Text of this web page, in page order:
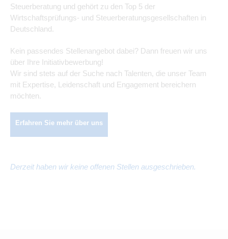
Steuerberatung und gehört zu den Top 5 der
Wirtschaftsprüfungs- und Steuerberatungsgesellschaften in
Deutschland.
Kein passendes Stellenangebot dabei? Dann freuen wir uns
über Ihre Initiativbewerbung!
Wir sind stets auf der Suche nach Talenten, die unser Team
mit Expertise, Leidenschaft und Engagement bereichern
möchten.
Erfahren Sie mehr über uns
Derzeit haben wir keine offenen Stellen ausgeschrieben.